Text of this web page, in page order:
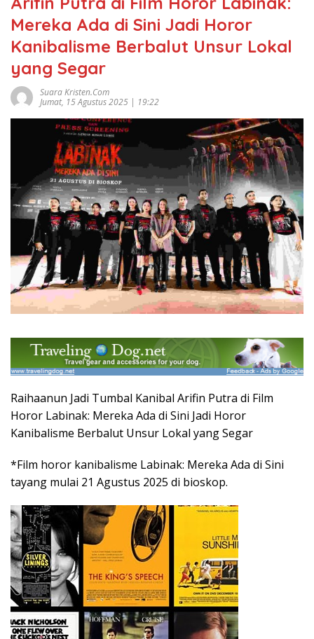
Mereka Ada di Sini Jadi Horor
Kanibalisme Berbalut Unsur Lokal
yang Segar
Suara Kristen.com
Jumat, 15 Agustus 2025 | 19:22
Raihaanun Jadi Tumbal Kanibal Arifin Putra di Film
Horor Labinak: Mereka Ada di Sini Jadi Horor
Kanibalisme Berbalut Unsur Lokal yang Segar
*Film horor kanibalisme Labinak: Mereka Ada di Sini
tayang mulai 21 Agustus 2025 di bioskop.